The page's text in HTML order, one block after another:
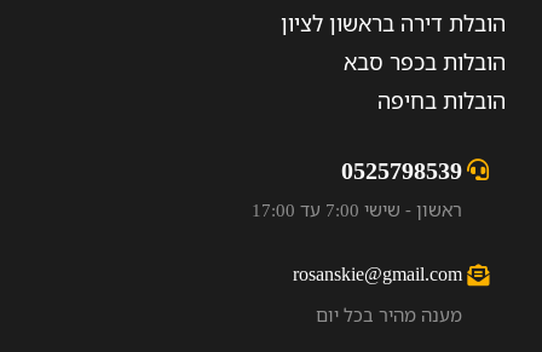
הובלת דירה בראשון לציון
הובלות בכפר סבא
הובלות בחיפה
0525798539
ראשון - שישי 7:00 עד 17:00
rosanskie@gmail.com
מענה מהיר בכל יום